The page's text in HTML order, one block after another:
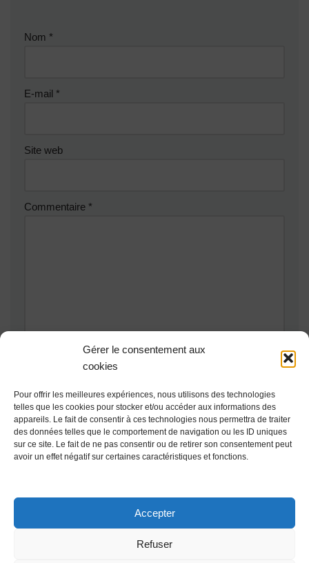
Gérer le consentement aux
cookies
Pour offrir les meilleures expériences, nous utilisons des technologies
telles que les cookies pour stocker et/ou accéder aux informations des
appareils. Le fait de consentir à ces technologies nous permettra de traiter
des données telles que le comportement de navigation ou les ID uniques
sur ce site. Le fait de ne pas consentir ou de retirer son consentement peut
avoir un effet négatif sur certaines caractéristiques et fonctions.
Accepter
Refuser
Nom *
E-mail *
Site web
Commentaire *
Ce site utilise Akismet pour réduire les indésirables. En savoir
plus sur la façon dont les données de vos commentaires sont
traitées